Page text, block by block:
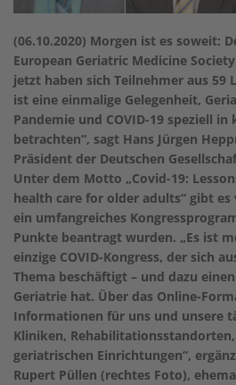
(06.10.2020) Morgen ist es soweit:
European Geriatric Medicine
jetzt haben sich Teilnehmer aus 59
ist eine einmalige Gelegenheit,
Pandemie und COVID-19 speziell
betrachten“, sagt Hans Jürgen
Präsident der Deutschen
Unter dem Motto „Covid-19:
health care for older adults“ gibt
ein umfangreiches
Punkte beantragt wurden. „Es ist
einzige COVID-Kongress, der sich
Thema beschäftigt – und dazu
Geriatrie hat. Über das Online-
Informationen für uns und unsere
Kliniken,
geriatrischen Einrichtungen“,
Rupert Püllen (rechtes Foto),